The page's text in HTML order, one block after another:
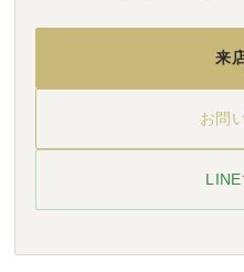
来
お問